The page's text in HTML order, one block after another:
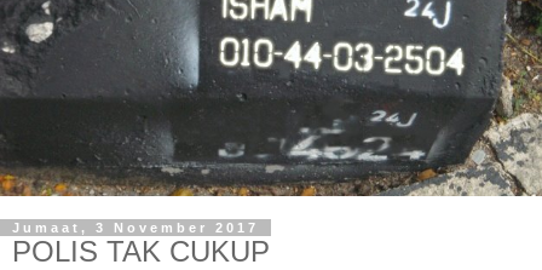
Jumaat, 3 November 2017
POLIS TAK CUKUP